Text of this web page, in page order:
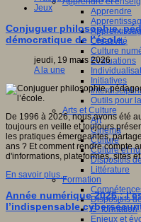
Apprendre
Créativité
Culture
Evaluations
Initiatives
Outils pour
Arts et Culture
Art
Cinéma
Culture
Culture et
Dispositifs
Littérature
Formation
Dispositifs
E- formation
Enjeux et
Jeux
Conjuguer philosophie,
démocratique de l’école.
jeudi, 19 mars 2026
A la une
De 1996 à 2026, nous avons été
toujours en veille et toujours
les pratiques émergeantes,
ans ? Et comment rendre compte
d'informations, plateformes, sites
En savoir plus...
Année numérique 2026 :
l’indispensable